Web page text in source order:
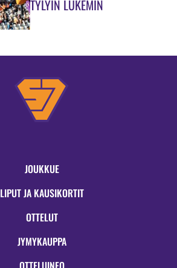
TYLYIN LUKEMIN
JOUKKUE
LIPUT JA KAUSIKORTIT
OTTELUT
JYMYKAUPPA